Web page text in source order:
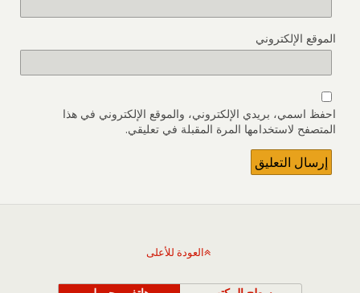
الموقع الإلكتروني
احفظ اسمي، بريدي الإلكتروني، والموقع الإلكتروني في هذا
المتصفح لاستخدامها المرة المقبلة في تعليقي.
العودة للأعلى